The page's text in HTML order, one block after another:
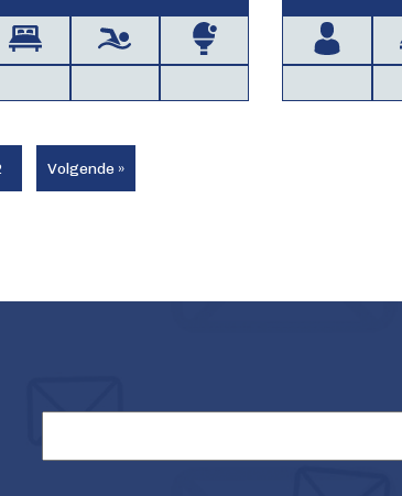
Volgende »